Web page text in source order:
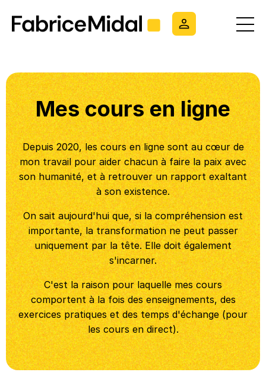
Mes cours en ligne
Depuis 2020, les cours en ligne sont au cœur de
mon travail pour aider chacun à faire la paix avec
son humanité, et à retrouver un rapport exaltant
à son existence.
On sait aujourd'hui que, si la compréhension est
importante, la transformation ne peut passer
uniquement par la tête. Elle doit également
s'incarner.
C'est la raison pour laquelle mes cours
comportent à la fois des enseignements, des
exercices pratiques et des temps d'échange (pour
les cours en direct).